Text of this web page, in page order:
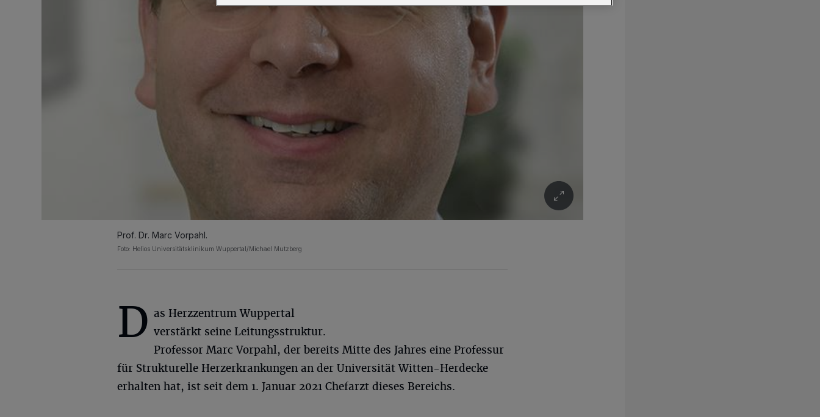
Prof. Dr. Marc Vorpahl.
Foto: Helios Universitätsklinikum Wuppertal/Michael Mutzberg
D as Herzzentrum Wuppertal
verstärkt seine Leitungsstruktur.
Professor Marc Vorpahl, der bereits Mitte des Jahres eine Professur
für Strukturelle Herzerkrankungen an der Universität Witten-Herdecke
erhalten hat, ist seit dem 1. Januar 2021 Chefarzt dieses Bereichs.